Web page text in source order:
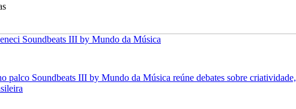
palco Soundbeats III by Mundo da Música reúne debates sobre criatividade,